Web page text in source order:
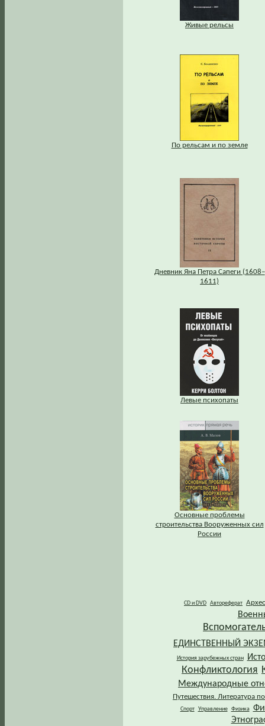
Живые рельсы
По рельсам и по земле
Дневник Яна Петра Сапеги (1608–
1611)
Левые психопаты
Основные проблемы
строительства Вооруженных сил
России
CD и DVD Автореферат
ЕДИНСТВЕННЫЙ
История зарубежных стран
Конфликтология
Международные
Путешествия. Литература
Спорт Управление Физика